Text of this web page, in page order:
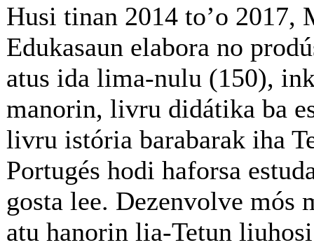
Husi tinan 2014 to’o 2017,
Edukasaun elabora no
atus ida lima-nulu (150),
manorin, livru didátika ba
livru istória barabarak iha
Portugés hodi haforsa
gosta lee. Dezenvolve mós
atu hanorin lia-Tetun